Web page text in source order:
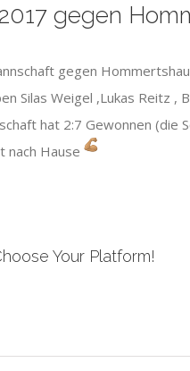
gegen
gegen
Silas Weigel ,Lukas Reitz
hat 2:7 Gewonnen (die
nach Hause
Your Platform!